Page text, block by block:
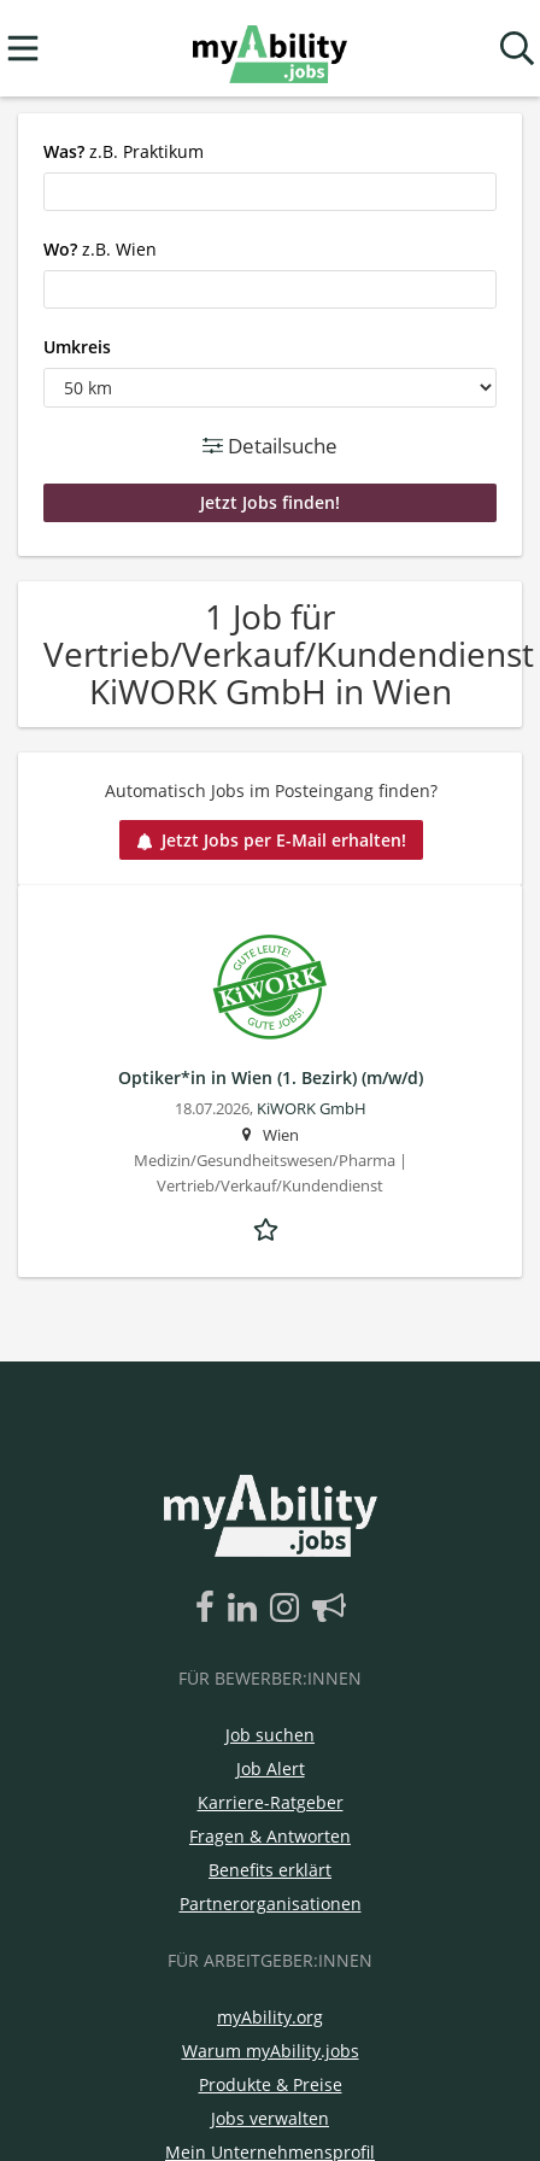
Was? z.B. Praktikum
Wo? z.B. Wien
Umkreis
Detailsuche
1 Job für
Vertrieb/Verkauf/Kundendienst
KiWORK GmbH in Wien
Automatisch Jobs im Posteingang finden?
Jetzt Jobs per E-Mail erhalten!
Optiker*in in Wien (1. Bezirk) (m/w/d)
18.07.2026, KiWORK GmbH
Wien
Medizin/Gesundheitswesen/Pharma |
Vertrieb/Verkauf/Kundendienst
FÜR BEWERBER:INNEN
Job suchen
Job Alert
Karriere-Ratgeber
Fragen & Antworten
Benefits erklärt
Partnerorganisationen
FÜR ARBEITGEBER:INNEN
myAbility.org
Warum myAbility.jobs
Produkte & Preise
Jobs verwalten
Mein Unternehmensprofil